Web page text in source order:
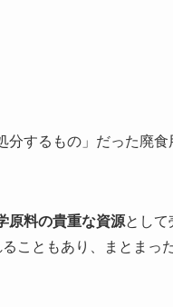
するもの」だった廃
原料の貴重な資源とし
こともあり、まとまっ